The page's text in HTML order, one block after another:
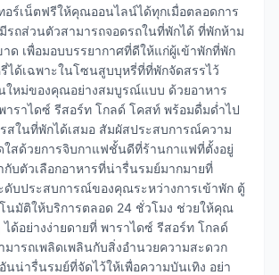
อร์เน็ตฟรีให้คุณออนไลน์ได้ทุกเมื่อตลอดการ
รถส่วนตัวสามารถจอดรถในที่พักได้ ที่พักห้าม
ด เพื่อมอบบรรยากาศที่ดีให้แก่ผู้เข้าพักที่พัก
ได้เฉพาะในโซนสูบบุหรี่ที่ที่พักจัดสรรไว้
ใหม่ของคุณอย่างสมบูรณ์แบบ ด้วยอาหาร
าราไดซ์ รีสอร์ท โกลด์ โคสท์ พร้อมดื่มด่ำไป
สในที่พักได้เสมอ สัมผัสประสบการณ์ความ
ใสด้วยการจิบกาแฟชั้นดีที่ร้านกาแฟที่ตั้งอยู่
บตัวเลือกอาหารที่น่ารื่นรมย์มากมายที่
ดับประสบการณ์ของคุณระหว่างการเข้าพัก ตู้
นมัติให้บริการตลอด 24 ชั่วโมง ช่วยให้คุณ
ได้อย่างง่ายดายที่ พาราไดซ์ รีสอร์ท โกลด์
มารถเพลิดเพลินกับสิ่งอำนวยความสะดวก
น่ารื่นรมย์ที่จัดไว้ให้เพื่อความบันเทิง อย่า